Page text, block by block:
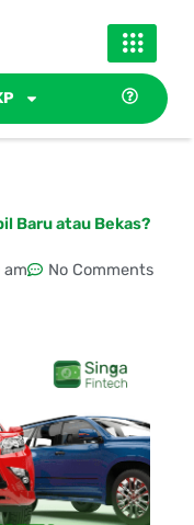
Baru atau Bekas?
am No Comments